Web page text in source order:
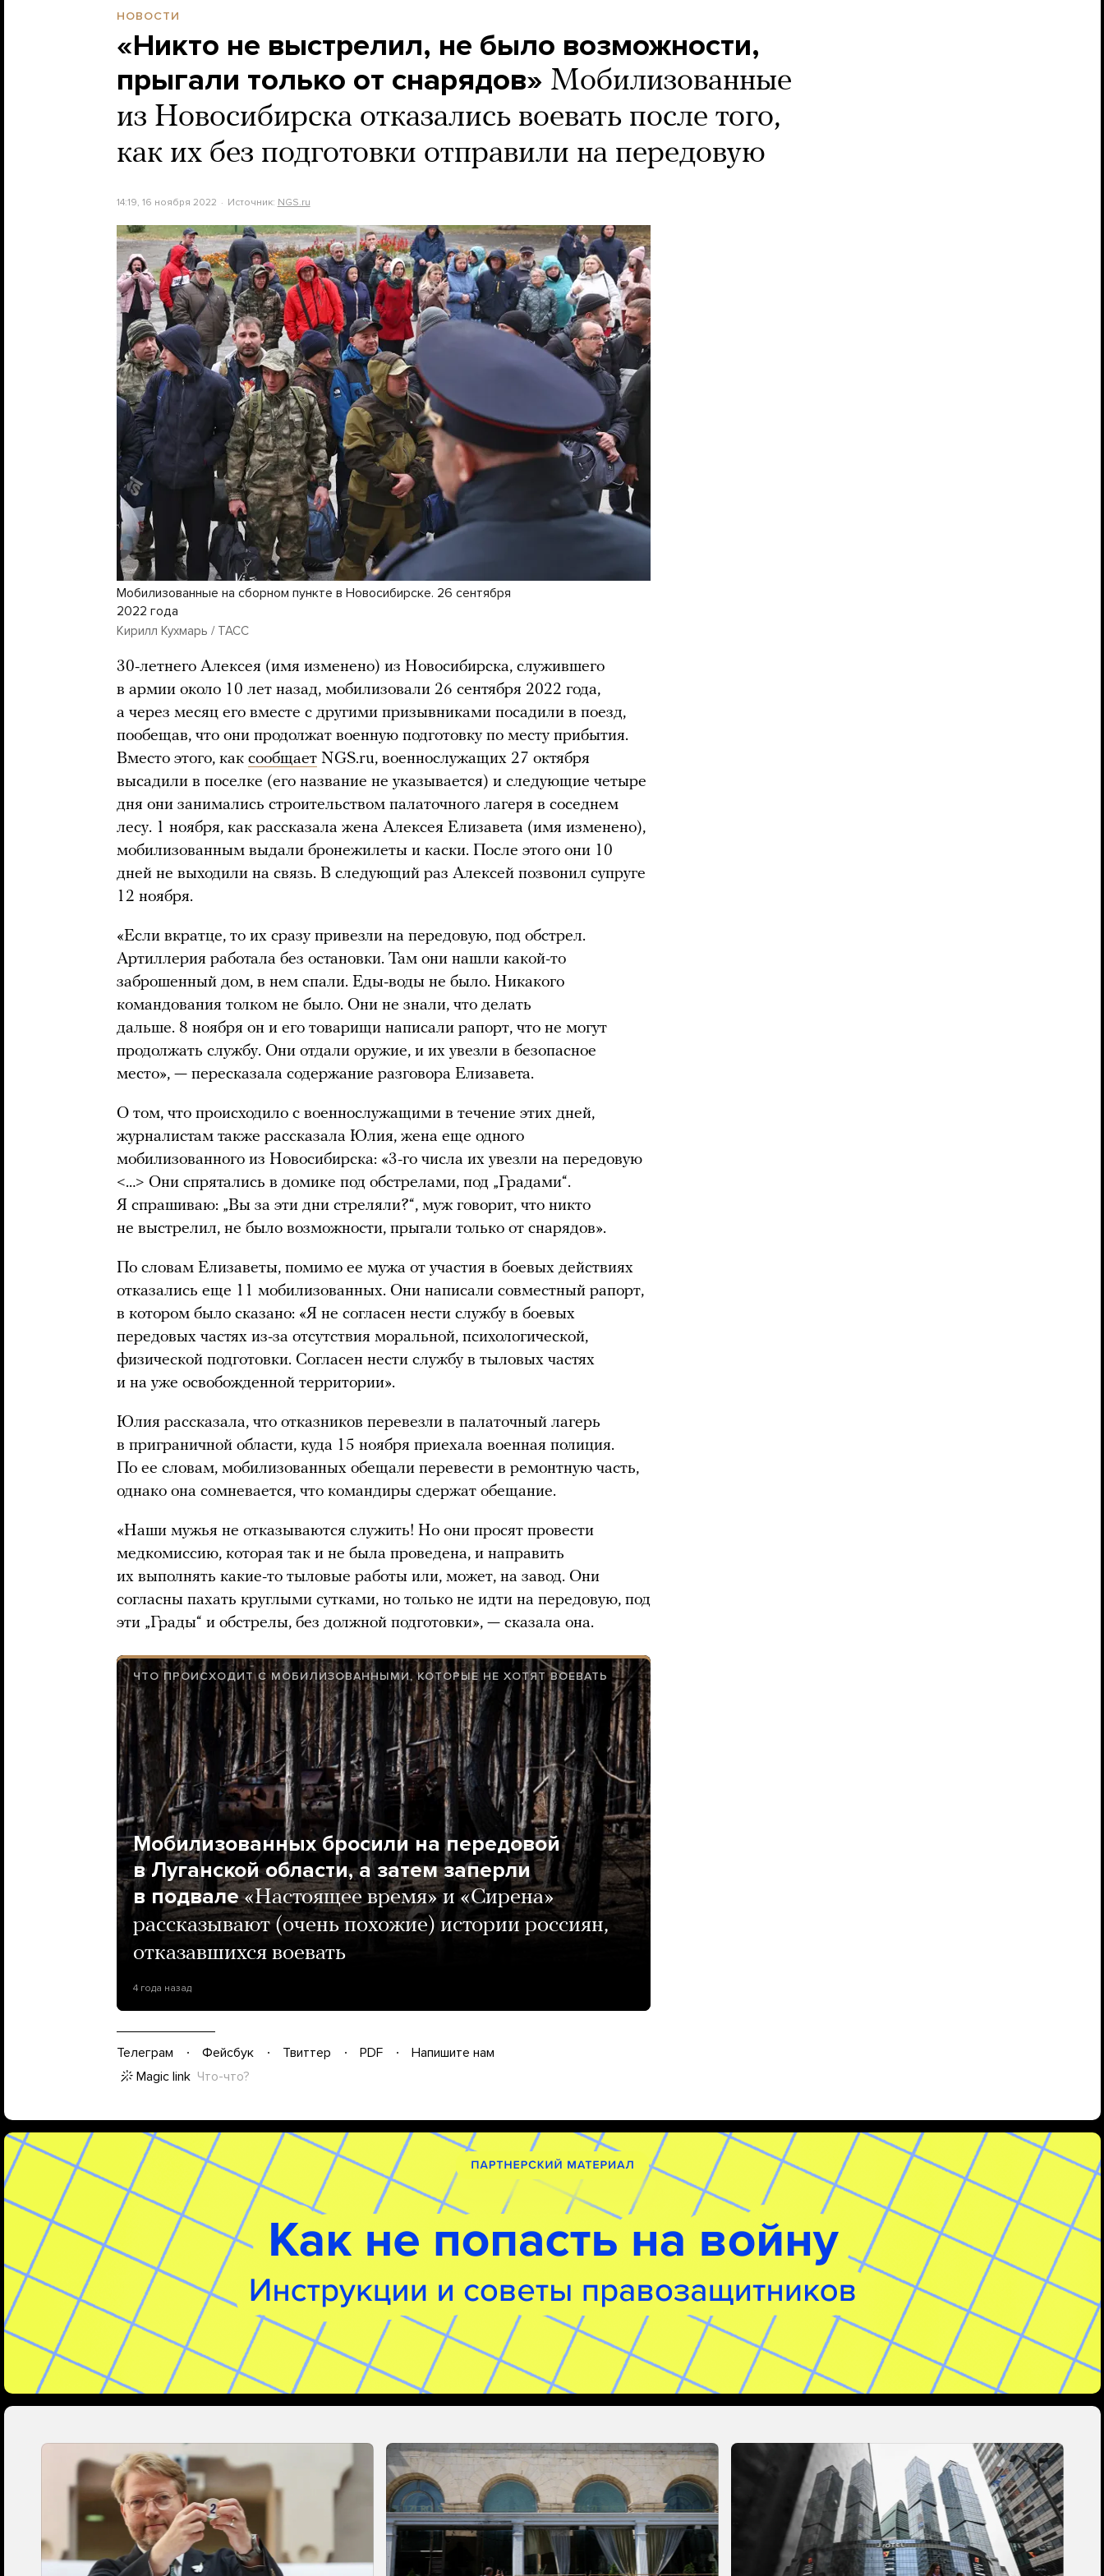
НОВОСТИ
«Никто не выстрелил, не было возможности,
прыгали только от снарядов» Мобилизованные
из Новосибирска отказались воевать после того,
как их без подготовки отправили на передовую
14:19, 16 ноября 2022 Источник: NGS.ru
Мобилизованные на сборном пункте в Новосибирске. 26 сентября
2022 года
Кирилл Кухмарь / ТАСС
30-летнего Алексея (имя изменено) из Новосибирска, служившего
в армии около 10 лет назад, мобилизовали 26 сентября 2022 года,
а через месяц его вместе с другими призывниками посадили в поезд,
пообещав, что они продолжат военную подготовку по месту прибытия.
Вместо этого, как сообщает NGS.ru, военнослужащих 27 октября
высадили в поселке (его название не указывается) и следующие четыре
дня они занимались строительством палаточного лагеря в соседнем
лесу. 1 ноября, как рассказала жена Алексея Елизавета (имя изменено),
мобилизованным выдали бронежилеты и каски. После этого они 10
дней не выходили на связь. В следующий раз Алексей позвонил супруге
12 ноября.
«Если вкратце, то их сразу привезли на передовую, под обстрел.
Артиллерия работала без остановки. Там они нашли какой-то
заброшенный дом, в нем спали. Еды-воды не было. Никакого
командования толком не было. Они не знали, что делать
дальше. 8 ноября он и его товарищи написали рапорт, что не могут
продолжать службу. Они отдали оружие, и их увезли в безопасное
место», — пересказала содержание разговора Елизавета.
О том, что происходило с военнослужащими в течение этих дней,
журналистам также рассказала Юлия, жена еще одного
мобилизованного из Новосибирска: «3-го числа их увезли на передовую
<…> Они спрятались в домике под обстрелами, под „Градами“.
Я спрашиваю: „Вы за эти дни стреляли?“, муж говорит, что никто
не выстрелил, не было возможности, прыгали только от снарядов».
По словам Елизаветы, помимо ее мужа от участия в боевых действиях
отказались еще 11 мобилизованных. Они написали совместный рапорт,
в котором было сказано: «Я не согласен нести службу в боевых
передовых частях из-за отсутствия моральной, психологической,
физической подготовки. Согласен нести службу в тыловых частях
и на уже освобожденной территории».
Юлия рассказала, что отказников перевезли в палаточный лагерь
в приграничной области, куда 15 ноября приехала военная полиция.
По ее словам, мобилизованных обещали перевести в ремонтную часть,
однако она сомневается, что командиры сдержат обещание.
«Наши мужья не отказываются служить! Но они просят провести
медкомиссию, которая так и не была проведена, и направить
их выполнять какие-то тыловые работы или, может, на завод. Они
согласны пахать круглыми сутками, но только не идти на передовую, под
эти „Грады“ и обстрелы, без должной подготовки», — сказала она.
ЧТО ПРОИСХОДИТ С МОБИЛИЗОВАННЫМИ, КОТОРЫЕ НЕ ХОТЯТ ВОЕВАТЬ
Мобилизованных бросили на передовой
в Луганской области, а затем заперли
в подвале «Настоящее время» и «Сирена»
рассказывают (очень похожие) истории россиян,
отказавшихся воевать
4 года назад
Телеграм Фейсбук Твиттер PDF
Напишите нам
Magic link Что-что?